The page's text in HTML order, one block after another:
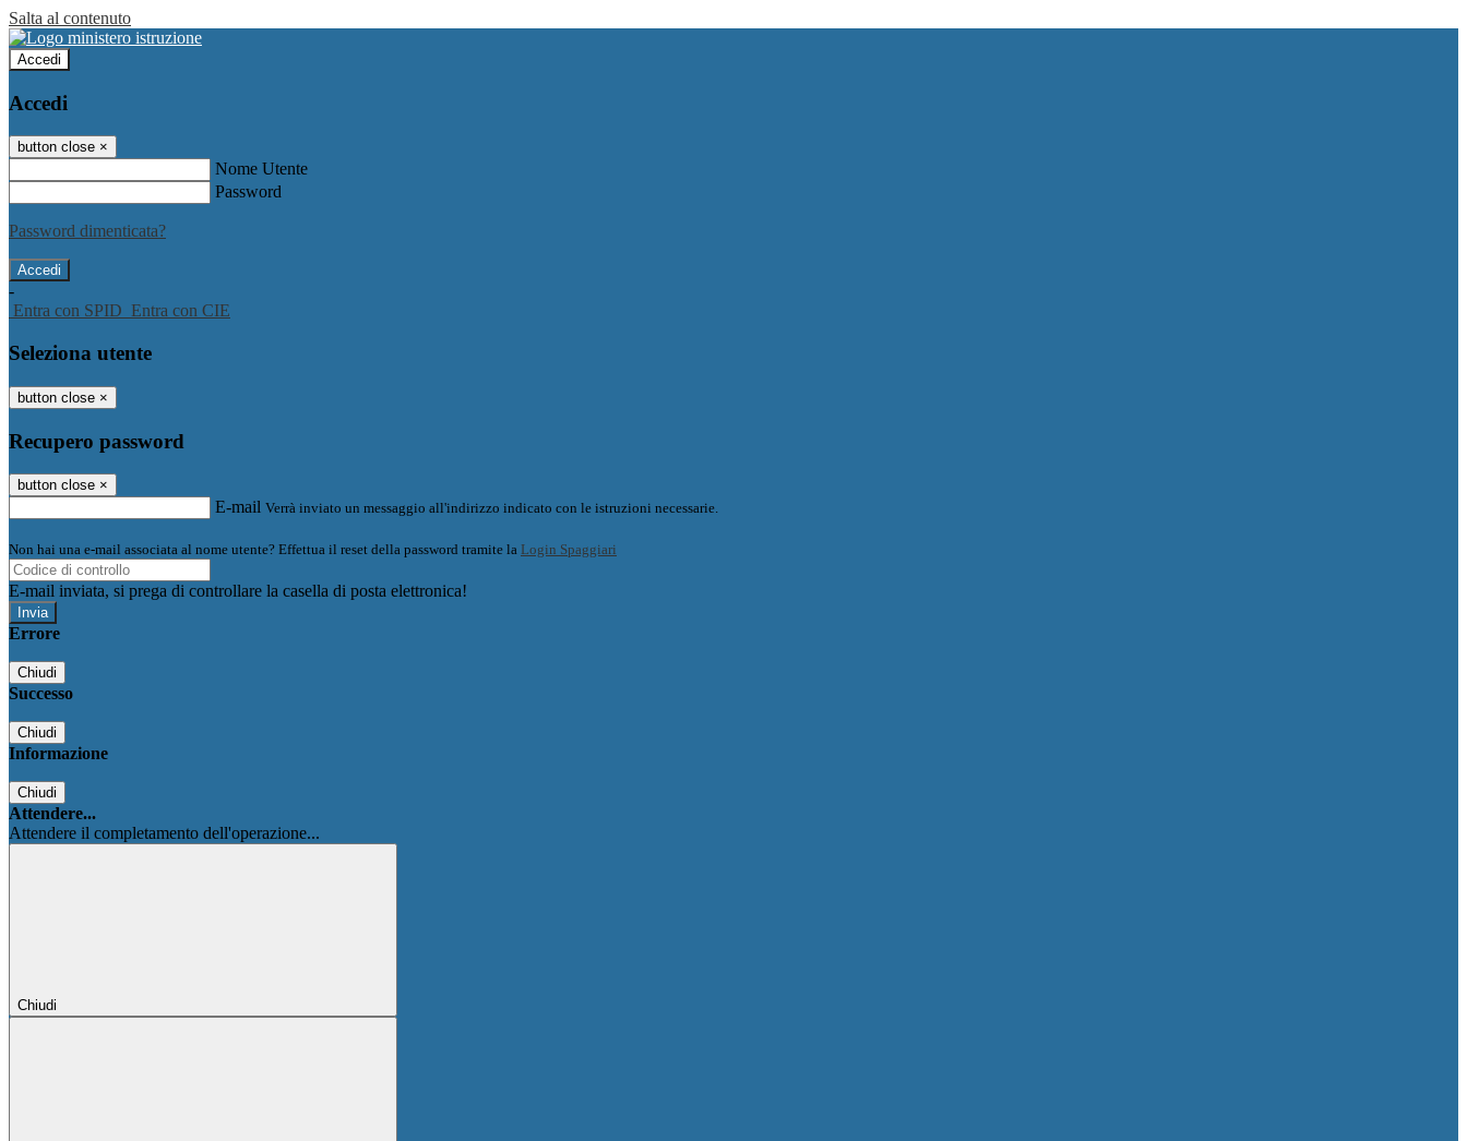
Salta al contenuto
Accedi
Accedi
button close ×
Nome Utente
Password
Password dimenticata?
-
Entra con SPID Entra con CIE
Seleziona utente
button close ×
Recupero password
button close ×
E-mail Verrà inviato un messaggio all'indirizzo indicato con le istruzioni necessarie.
Non hai una e-mail associata al nome utente? Effettua il reset della password tramite la Login Spaggiari
E-mail inviata, si prega di controllare la casella di posta elettronica!
Errore
Chiudi
Successo
Chiudi
Informazione
Chiudi
Attendere...
Attendere il completamento dell'operazione...
Chiudi